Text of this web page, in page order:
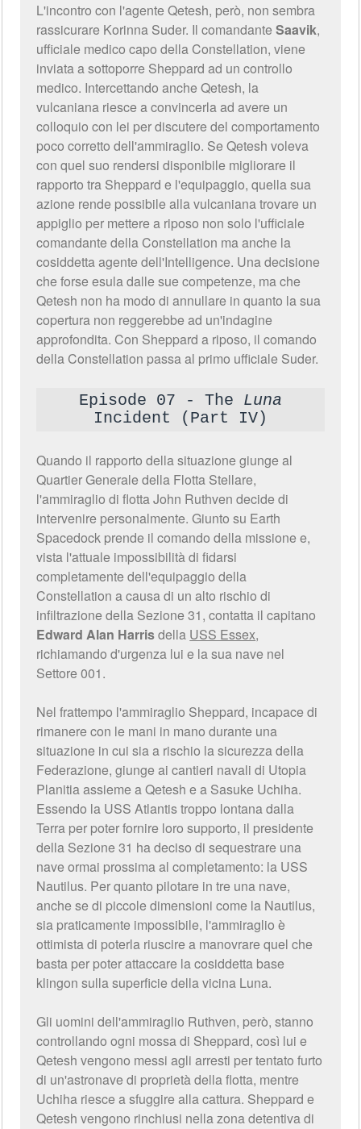
L'incontro con l'agente Qetesh, però, non sembra
rassicurare Korinna Suder. Il comandanteSaavik,
ufficiale medico capo della Constellation, viene
inviata a sottoporre Sheppard ad un controllo
medico. Intercettando anche Qetesh, la
vulcaniana riesce a convincerla ad avere un
colloquio con lei per discutere del comportamento
poco corretto dell'ammiraglio. Se Qetesh voleva
con quel suo rendersi disponibile migliorare il
rapporto tra Sheppard e l'equipaggio, quella sua
azione rende possibile alla vulcaniana trovare un
appiglio per mettere a riposo non solo l'ufficiale
comandante della Constellation ma anche la
cosiddetta agente dell'Intelligence. Una decisione
che forse esula dalle sue competenze, ma che
Qetesh non ha modo di annullare in quanto la sua
copertura non reggerebbe ad un'indagine
approfondita. Con Sheppard a riposo, il comando
della Constellation passa al primo ufficiale Suder.
Episode 07 - The Luna
Incident (Part IV)
Quando il rapporto della situazione giunge al
Quartier Generale della Flotta Stellare,
l'ammiraglio di flotta John Ruthven decide di
intervenire personalmente. Giunto su Earth
Spacedock prende il comando della missione e,
vista l'attuale impossibilità di fidarsi
completamente dell'equipaggio della
Constellation a causa di un alto rischio di
infiltrazione della Sezione 31, contatta il capitano
Edward Alan Harrisdella USS Essex,
richiamando d'urgenza lui e la sua nave nel
Settore 001.
Nel frattempo l'ammiraglio Sheppard, incapace di
rimanere con le mani in mano durante una
situazione in cui sia a rischio la sicurezza della
Federazione, giunge ai cantieri navali di Utopia
Planitia assieme a Qetesh e a Sasuke Uchiha.
Essendo la USS Atlantis troppo lontana dalla
Terra per poter fornire loro supporto, il presidente
della Sezione 31 ha deciso di sequestrare una
nave ormai prossima al completamento: la USS
Nautilus. Per quanto pilotare in tre una nave,
anche se di piccole dimensioni come la Nautilus,
sia praticamente impossibile, l'ammiraglio è
ottimista di poterla riuscire a manovrare quel che
basta per poter attaccare la cosiddetta base
klingon sulla superficie della vicina Luna.
Gli uomini dell'ammiraglio Ruthven, però, stanno
controllando ogni mossa di Sheppard, così lui e
Qetesh vengono messi agli arresti per tentato furto
di un'astronave di proprietà della flotta, mentre
Uchiha riesce a sfuggire alla cattura. Sheppard e
Qetesh vengono rinchiusi nella zona detentiva di